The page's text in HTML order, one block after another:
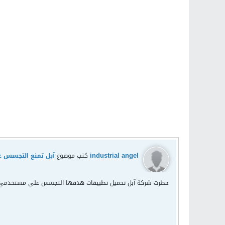
industrial angel كتب موضوعآبل تمنع
حظرت شركة آبل تحميل تطبيقات هدفها التجسس على مستخدمي